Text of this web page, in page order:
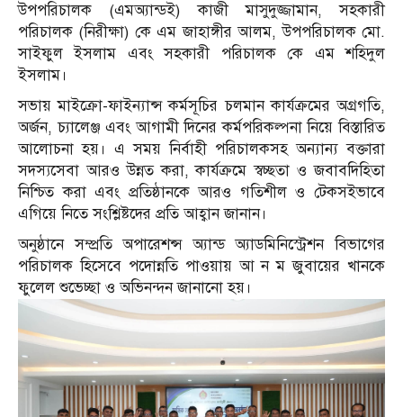
উপপরিচালক (এমঅ্যান্ডই) কাজী মাসুদুজ্জামান, সহকারী
পরিচালক (নিরীক্ষা) কে এম জাহাঙ্গীর আলম, উপপরিচালক মো.
সাইফুল ইসলাম এবং সহকারী পরিচালক কে এম শহিদুল
ইসলাম।
সভায় মাইক্রো-ফাইন্যান্স কর্মসূচির চলমান কার্যক্রমের অগ্রগতি,
অর্জন, চ্যালেঞ্জ এবং আগামী দিনের কর্মপরিকল্পনা নিয়ে বিস্তারিত
আলোচনা হয়। এ সময় নির্বাহী পরিচালকসহ অন্যান্য বক্তারা
সদস্যসেবা আরও উন্নত করা, কার্যক্রমে স্বচ্ছতা ও জবাবদিহিতা
নিশ্চিত করা এবং প্রতিষ্ঠানকে আরও গতিশীল ও টেকসইভাবে
এগিয়ে নিতে সংশ্লিষ্টদের প্রতি আহ্বান জানান।
অনুষ্ঠানে সম্প্রতি অপারেশন্স অ্যান্ড অ্যাডমিনিস্ট্রেশন বিভাগের
পরিচালক হিসেবে পদোন্নতি পাওয়ায় আ ন ম জুবায়ের খানকে
ফুলেল শুভেচ্ছা ও অভিনন্দন জানানো হয়।